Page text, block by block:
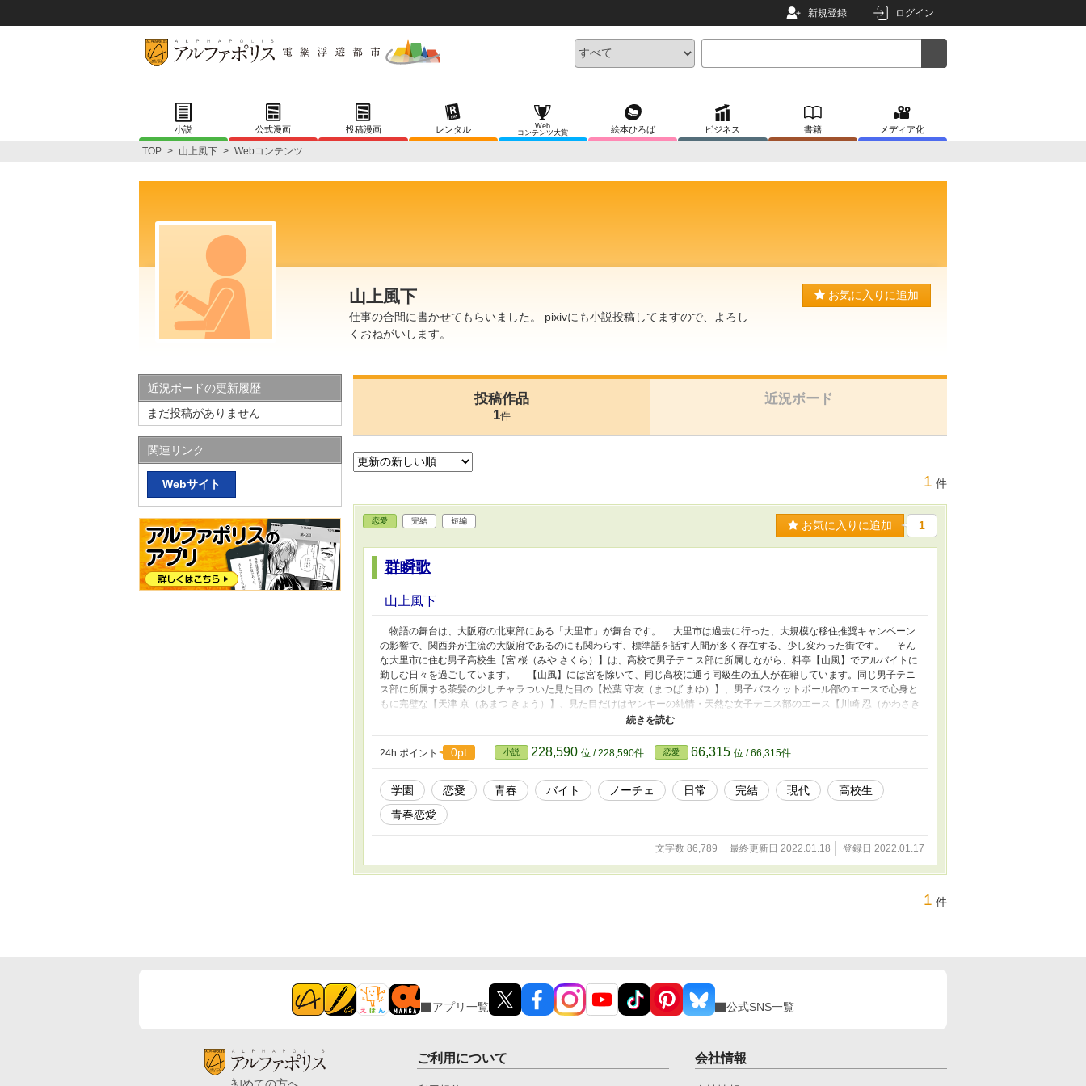
新規登録 ログイン
小説 公式漫画 投稿漫画 レンタル
Web
コンテンツ大賞
絵本ひろば ビジネス 書籍 メディア化
TOP > 山上風下 > Webコンテンツ
山上風下
仕事の合間に書かせてもらいました。 pixivにも小説投稿してますので、よろし
くおねがいします。
お気に入りに追加
投稿作品
1件
近況ボード
1 件
恋愛 完結 短編 お気に入りに追加 1
群瞬歌
山上風下
物語の舞台は、大阪府の北東部にある「大里市」が舞台です。 大里市は過去に行った、大規模な移住推奨キャンペーン
の影響で、関西弁が主流の大阪府であるのにも関わらず、標準語を話す人間が多く存在する、少し変わった街です。 そん
な大里市に住む男子高校生【宮 桜（みや さくら）】は、高校で男子テニス部に所属しながら、料亭【山風】でアルバイトに
勤しむ日々を過ごしています。 【山風】には宮を除いて、同じ高校に通う同級生の五人が在籍しています。同じ男子テニ
ス部に所属する茶髪の少しチャラついた見た目の【松葉 守友（まつば まゆ）】、男子バスケットボール部のエースで心身と
もに完璧な【天津 京（あまつ きょう）】、見た目だけはヤンキーの純情・天然な女子テニス部のエース【川崎 忍（かわさき
しのぶ）】、学校一の変わり者でどこか古めかしいセンスを持つ女子テニス部【山羽 蒼（やまは あおい）】、女子バスケッ
トボールのエースでキツイ関西弁・強気な口調の見た目だけはクール系【本田 双葉（ほんだ ふたば）】の五人です。宮はこ
の五人と共に、男女の壁を越えた関係を築き、刺激はないけども、落ち着いた楽しい毎日を送っていました。 アルバイト
を始めて、一年ほど経った高校二年生の四月、バイトが終わった後に店長と女将さんに呼び出されます。呼び出された理由
このまま経営権を譲渡するのは、納得できないと考えた宮たち六人は、何とかして売り上げを改善し、経営権の譲渡を阻止
しようと考えます。 高校生の自分たちでもできることを考え、話し合いますが、中々上手くいきません。上手くいかず悩
みながらも、彼ら・彼女らは高校生として、部活や体育祭といった当たり前の日常を過ごしていかなければなりません。
宮たち【山風】のメンバーは高校生としての日常を問題なく過ごしつつ、【山風】の売り上げを改善し、経営権の譲渡を阻
止できるのか？ 大人の世界に踏み込む一歩手前である、高校生ならではの明るさ・苦悩・若々しさを是非とも、お楽しみ
ください。
24h.ポイント 0pt 小説 228,590 位 / 228,590件 恋愛 66,315 位 / 66,315件
学園 恋愛 青春 バイト ノーチェ 日常 完結 現代
高校生
青春恋愛
文字数 86,789 最終更新日 2022.01.18 登録日 2022.01.17
1 件
近況ボードの更新履歴
まだ投稿がありません
関連リンク
Webサイト
アプリ一覧 公式SNS一覧
初めての方へ
ご利用について 会社情報